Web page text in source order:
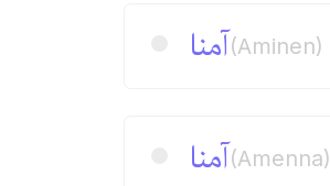
آمنا(Aminen)
آمنا(Amenna)